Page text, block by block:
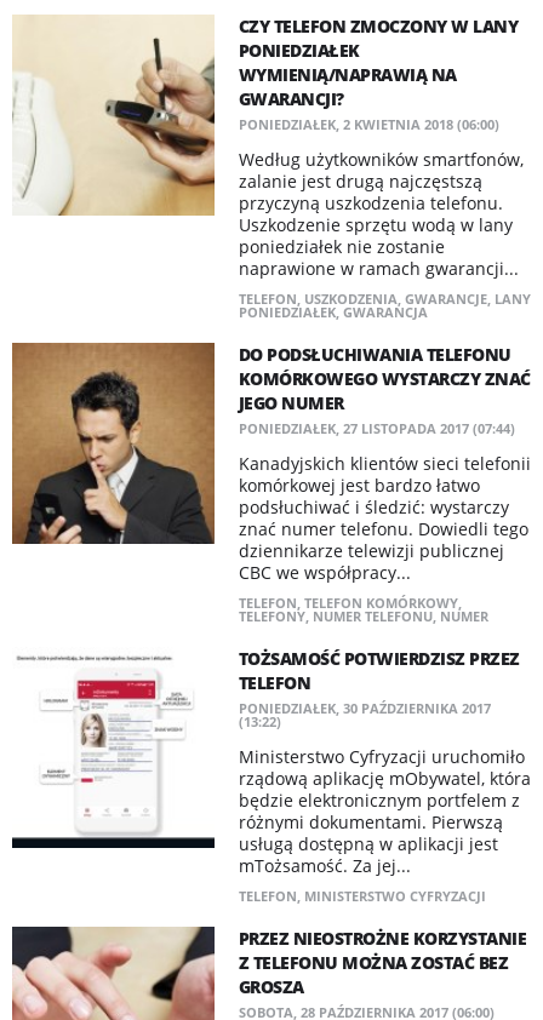
CZY TELEFON ZMOCZONY W LANY
PONIEDZIAŁEK
WYMIENIĄ/NAPRAWIĄ NA
GWARANCJI?
PONIEDZIAŁEK, 2 KWIETNIA 2018 (06:00)
Według użytkowników smartfonów,
zalanie jest drugą najczęstszą
przyczyną uszkodzenia telefonu.
Uszkodzenie sprzętu wodą w lany
poniedziałek nie zostanie
naprawione w ramach gwarancji...
TELEFON USZKODZENIA GWARANCJE, LANY
PONIEDZIAŁEK, GWARANCJA
DO PODSŁUCHIWANIA TELEFONU
KOMÓRKOWEGO WYSTARCZY ZNAĆ
JEGO NUMER
PONIEDZIAŁEK, 27 LISTOPADA 2017 (07:44)
Kanadyjskich klientów sieci telefonii
komórkowej jest bardzo łatwo
podsłuchiwać i śledzić: wystarczy
znać numer telefonu. Dowiedli tego
dziennikarze telewizji publicznej
CBC we współpracy...
TELEFON TELEFON KOMÓRKOWY,
TELEFONY, NUMER TELEFONU, NUMER
TOŻSAMOŚĆ POTWIERDZISZ PRZEZ
TELEFON
PONIEDZIAŁEK, 30 PAŹDZIERNIKA 2017
(13:22)
Ministerstwo Cyfryzacji uruchomiło
rządową aplikację mObywatel, która
będzie elektronicznym portfelem z
różnymi dokumentami. Pierwszą
usługą dostępną w aplikacji jest
mTożsamość. Za jej...
TELEFON MINISTERSTWO CYFRYZACJI
PRZEZ NIEOSTROŻNE KORZYSTANIE
Z TELEFONU MOŻNA ZOSTAĆ BEZ
GROSZA
SOBOTA, 28 PAŹDZIERNIKA 2017 (06:00)